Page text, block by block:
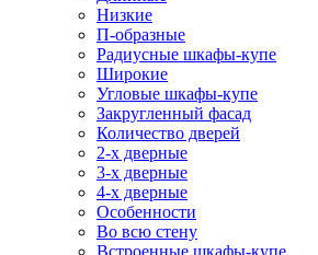
Низкие
П-образные
Радиусные шкафы-купе
Широкие
Угловые шкафы-купе
Закругленный фасад
Количество дверей
2-х дверные
3-х дверные
4-х дверные
Особенности
Во всю стену
Встроенные шкафы-купе